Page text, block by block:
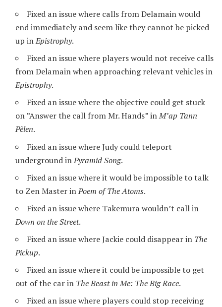
Fixed an issue where calls from Delamain would
end immediately and seem like they cannot be picked
up inEpistrophy.
Fixed an issue where players would not receive calls
from Delamain when approaching relevant vehicles in
Epistrophy.
Fixed an issue where the objective could get stuck
on ”Answer the call from Mr. Hands” inM’ap Tann
Pèlen.
Fixed an issue where Judy could teleport
underground inPyramid Song.
Fixed an issue where it would be impossible to talk
to Zen Master inPoem of The Atoms.
Fixed an issue where Takemura wouldn’t call in
Down on the Street.
Fixed an issue where Jackie could disappear in The
Pickup.
Fixed an issue where it could be impossible to get
out of the car in The Beast in Me: The Big Race.
Fixed an issue where players could stop receiving